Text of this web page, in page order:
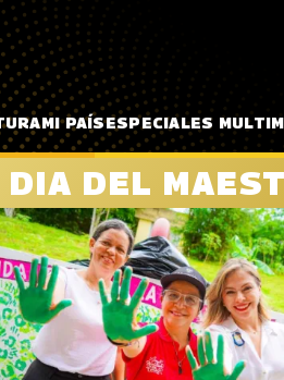
MI PAÍSESPECIALES
DIA DEL